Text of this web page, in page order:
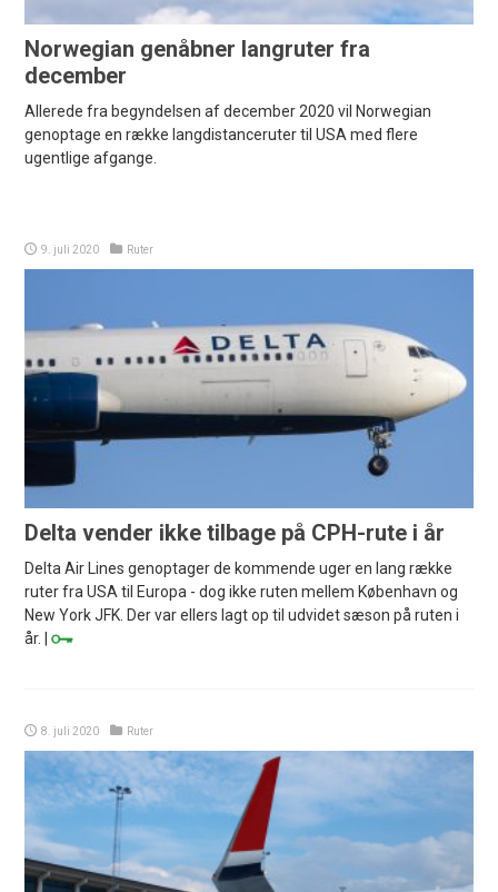
Norwegian genåbner langruter fra
december
Allerede fra begyndelsen af december 2020 vil Norwegian
genoptage en række langdistanceruter til USA med flere
ugentlige afgange.
9. juli 2020 Ruter
Delta vender ikke tilbage på CPH-rute i år
Delta Air Lines genoptager de kommende uger en lang række
ruter fra USA til Europa - dog ikke ruten mellem København og
New York JFK. Der var ellers lagt op til udvidet sæson på ruten i
år. |
8. juli 2020 Ruter